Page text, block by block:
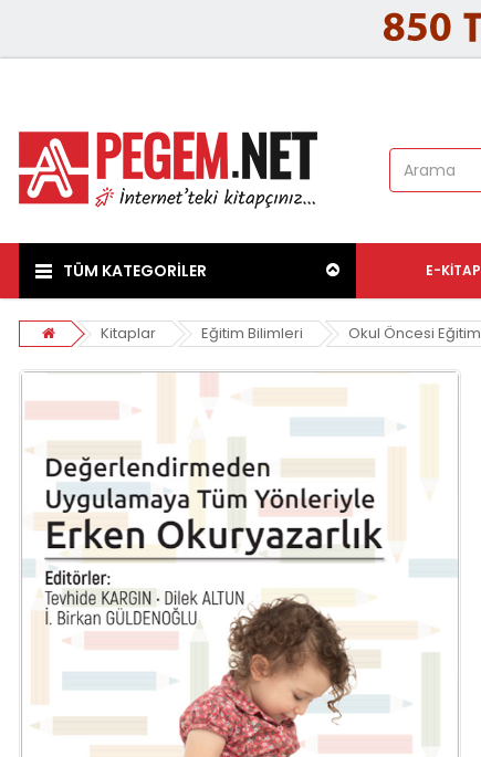
TÜM KATEGORİLER E-KITAP
Kitaplar Eğitim Bilimleri Okul Öncesi Eğitim